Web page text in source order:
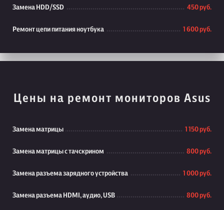
Замена HDD/SSD 450 руб.
Ремонт цепи питания ноутбука 1 600 руб.
Цены на ремонт мониторов Asus
Замена матрицы 1 150 руб.
Замена матрицы с тачскрином 800 руб.
Замена разъема зарядного устройства 1 000 руб.
Замена разъема HDMI, аудио, USB 800 руб.